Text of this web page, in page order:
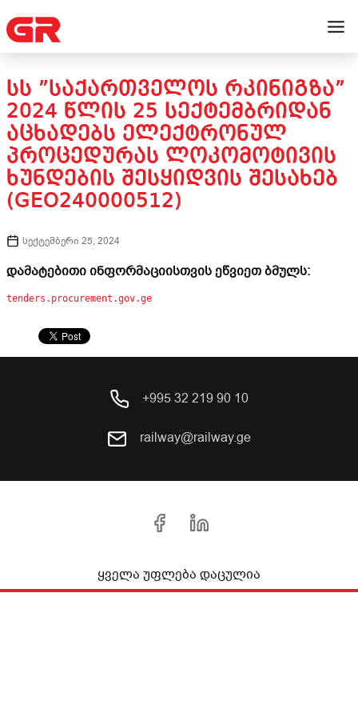
ᲡᲡ ”ᲡᲐᲥᲐᲠᲗᲕᲔᲚᲝᲡ ᲠᲙᲘᲜᲘᲒᲖᲐ”
2024 ᲬᲚᲘᲡ 25 ᲡᲔᲥᲢᲔᲛᲑᲠᲘᲓᲐᲜ
ᲐᲪᲮᲐᲓᲔᲑᲡ ᲔᲚᲔᲥᲢᲠᲝᲜᲣᲚ
ᲞᲠᲝᲪᲔᲓᲣᲠᲐᲡ ᲚᲝᲙᲝᲛᲝᲢᲘᲕᲘᲡ
ᲮᲣᲜᲓᲔᲑᲘᲡ ᲨᲔᲡᲧᲘᲓᲕᲘᲡ ᲨᲔᲡᲐᲮᲔᲑ
(GEO240000512)
სექტემბერი 25, 2024
დამატებითი ინფორმაციისთვის ეწვიეთ ბმულს:
tenders.procurement.gov.ge
+995 32 219 90 10
railway@railway.ge
ყველა უფლება დაცულია